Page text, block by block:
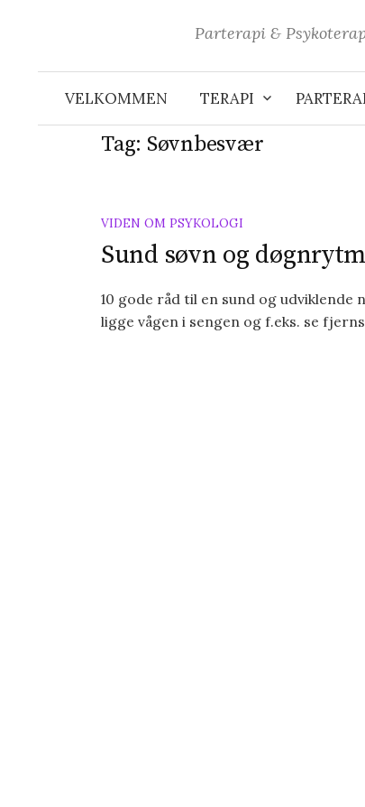
Parterapi &
VELKOMMEN TERAPI
Tag: Søvnbesvær
VIDEN OM PSYKOLOGI
Sund søvn og
10 gode råd til en sund og
ligge vågen i sengen og f.eks. se